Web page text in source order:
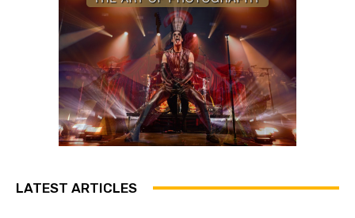
LATEST ARTICLES